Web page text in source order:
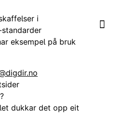
i
eksempel på bruk
dukkar det opp eit